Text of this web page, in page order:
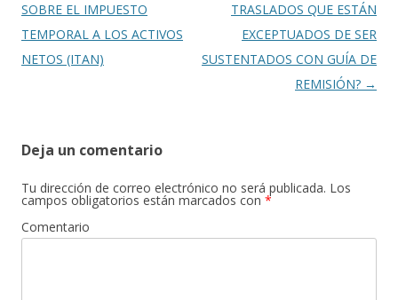
de
entradas
SOBRE EL IMPUESTO
TEMPORAL A LOS ACTIVOS
NETOS (ITAN)
TRASLADOS QUE ESTÁN
EXCEPTUADOS DE SER
SUSTENTADOS CON GUÍA DE
REMISIÓN? →
Deja un comentario
Tu dirección de correo electrónico no será publicada. Los
campos obligatorios están marcados con *
Comentario